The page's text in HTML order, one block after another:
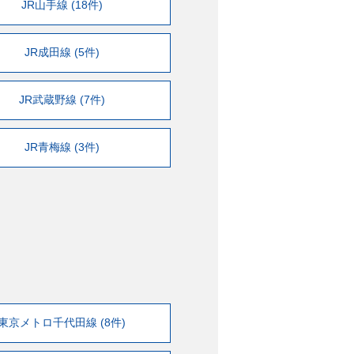
JR山手線 (18件)
JR成田線 (5件)
JR武蔵野線 (7件)
JR青梅線 (3件)
京メトロ千代田線 (8件)